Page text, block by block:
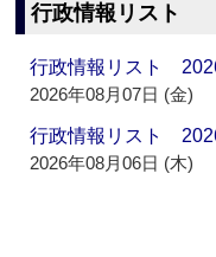
行政情報リスト
行政情報リスト
2026年08月07日 (金)
行政情報リスト
2026年08月06日 (木)